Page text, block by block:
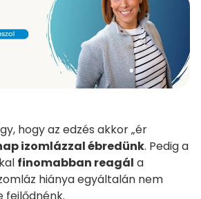
hogy az edzés akkor „ér
izomlázzal ébredünk. Pedig a
finomabban reagál a
hiánya egyáltalán nem